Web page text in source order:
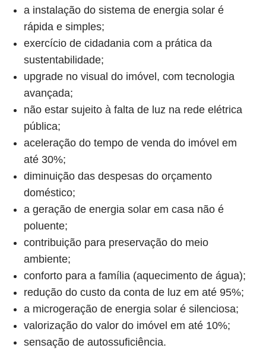
a instalação do sistema de energia solar é
rápida e simples;
exercício de cidadania com a prática da
sustentabilidade;
upgrade no visual do imóvel, com tecnologia
avançada;
não estar sujeito à falta de luz na rede elétrica
pública;
aceleração do tempo de venda do imóvel em
até 30%;
diminuição das despesas do orçamento
doméstico;
a geração de energia solar em casa não é
poluente;
contribuição para preservação do meio
ambiente;
conforto para a família (aquecimento de água);
redução do custo da conta de luz em até 95%;
a microgeração de energia solar é silenciosa;
valorização do valor do imóvel em até 10%;
sensação de autossuficiência.